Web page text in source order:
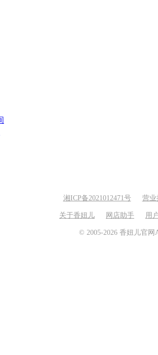
湘ICP备2021012471号 营业
关于香妞儿 网店助手 用
© 2005-2026 香妞儿官